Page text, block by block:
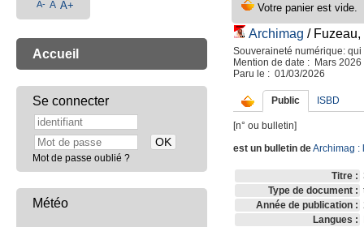
Archimag /
Souveraineté numérique:
Mention de date : Mars 2026
Paru le : 01/03/2026
Public ISBD
[n° ou bulletin]
est un bulletin deArchimag :
Titre :
Type de document :
Année de publication :
Langues :
A- A A+
Accueil
Se connecter
Mot de passe oublié ?
Météo